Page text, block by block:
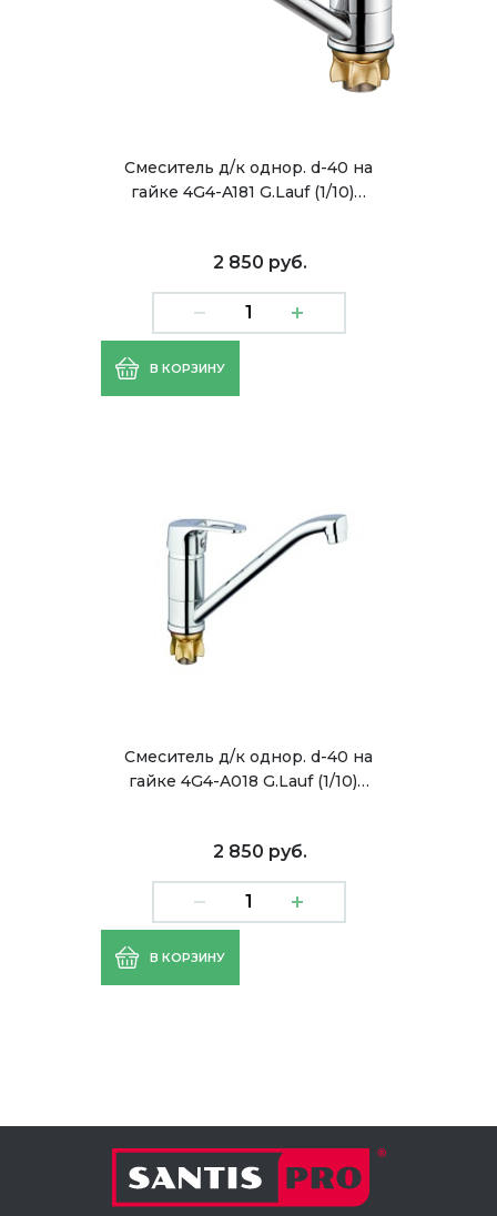
Смеситель д/к однор. d-40 на
гайке 4G4-A181 G.Lauf (1/10)…
2 850 руб.
В КОРЗИНУ
Смеситель д/к однор. d-40 на
гайке 4G4-A018 G.Lauf (1/10)…
2 850 руб.
В КОРЗИНУ